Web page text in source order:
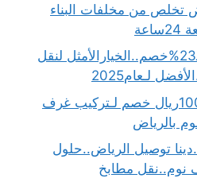
تخلص من مخلفات البناء
شركة نقل عفش بمكة بـ23%خصم..الخيارالأمثل لنقل
لـعام2025
نقل غرف نوم بالرياض 100ريال خصم لـتركيب غرف
بالرياض
توصيل الرياض..حلول
نوم..نقل مطابخ